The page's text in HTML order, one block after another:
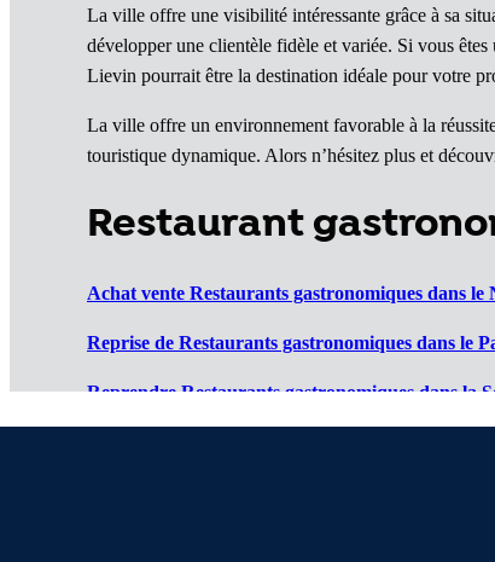
La ville offre une visibilité intéressante grâce à sa
développer une clientèle fidèle et variée. Si vous êtes
Lievin pourrait être la destination idéale pour votre
La ville offre un environnement favorable à la
touristique dynamique. Alors n’hésitez plus et
Restaurant
Achat vente Restaurants gastronomiques dans le
Reprise de Restaurants gastronomiques dans le
Reprendre Restaurants gastronomiques dans la